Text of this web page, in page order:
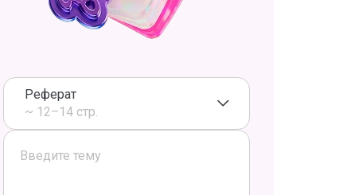
Реферат
~ 12–14 стр.